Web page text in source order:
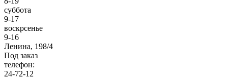
суббота
9-17
воскрсенье
9-16
Ленина, 198/4
Под заказ
телефон:
24-72-12